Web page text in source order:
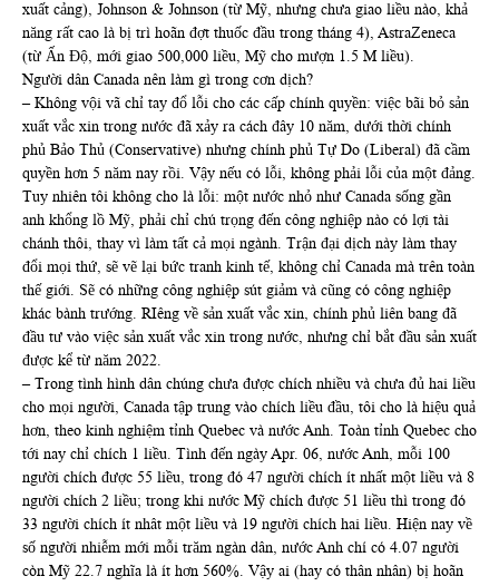
xuất cảng), Johnson & Johnson (từ Mỹ, nhưng chưa giao liều nào, khả
năng rất cao là bị trì hoãn đợt thuốc đầu trong tháng 4), AstraZeneca
(từ Ấn Độ, mới giao 500,000 liều, Mỹ cho mượn 1.5 M liều).
Người dân Canada nên làm gì trong cơn dịch?
– Không vội vã chỉ tay đổ lỗi cho các cấp chính quyền: việc bãi bỏ sản
xuất vắc xin trong nước đã xảy ra cách đây 10 năm, dưới thời chính
phủ Bảo Thủ (Conservative) nhưng chính phủ Tự Do (Liberal) đã cầm
quyền hơn 5 năm nay rồi. Vậy nếu có lỗi, không phải lỗi của một đảng.
Tuy nhiên tôi không cho là lỗi: một nước nhỏ như Canada sống gần
anh khổng lồ Mỹ, phải chỉ chú trọng đến công nghiệp nào có lợi tài
chánh thôi, thay vì làm tất cả mọi ngành. Trận đại dịch này làm thay
đổi mọi thứ, sẽ vẽ lại bức tranh kinh tế, không chỉ Canada mà trên toàn
thế giới. Sẽ có những công nghiệp sút giảm và cũng có công nghiệp
khác bành trướng. RIêng về sản xuất vắc xin, chính phủ liên bang đã
đầu tư vào việc sản xuất vắc xin trong nước, nhưng chỉ bắt đầu sản xuất
được kể từ năm 2022.
– Trong tình hình dân chúng chưa được chích nhiều và chưa đủ hai liều
cho mọi người, Canada tập trung vào chích liều đầu, tôi cho là hiệu quả
hơn, theo kinh nghiệm tỉnh Quebec và nước Anh. Toàn tỉnh Quebec cho
tới nay chỉ chích 1 liều. Tình đến ngày Apr. 06, nước Anh, mỗi 100
người chích được 55 liều, trong đó 47 người chích ít nhất một liều và 8
người chích 2 liều; trong khi nước Mỹ chích được 51 liều thì trong đó
33 người chích ít nhât một liều và 19 người chích hai liều. Hiện nay về
số người nhiễm mới mỗi trăm ngàn dân, nước Anh chí có 4.07 người
còn Mỹ 22.7 nghĩa là ít hơn 560%. Vậy ai (hay có thân nhân) bị hoãn